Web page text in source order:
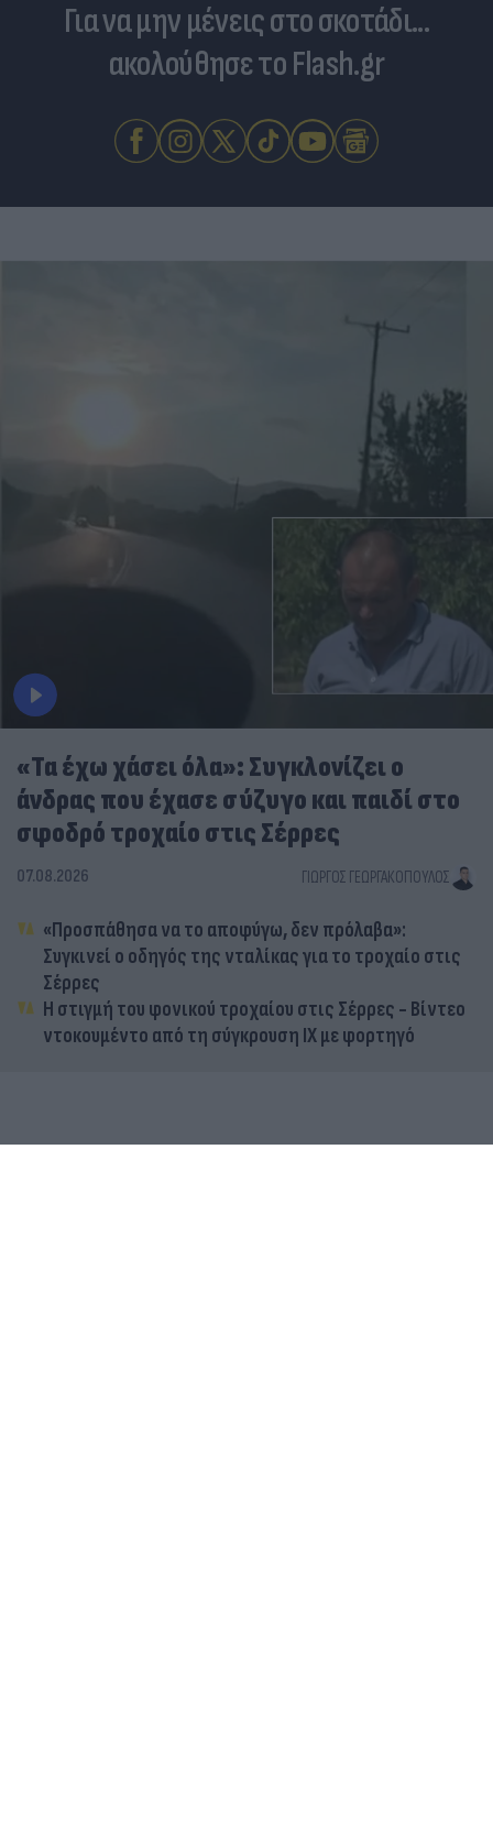
Για να μην μένεις στο σκοτάδι...
ακολούθησε το Flash.gr
«Τα έχω χάσει όλα»: Συγκλονίζει ο
άνδρας που έχασε σύζυγο και παιδί στο
σφοδρό τροχαίο στις Σέρρες
07.08.2026 ΓΙΏΡΓΟΣ ΓΕΩΡΓΑΚΌΠΟΥΛΟΣ
«Προσπάθησα να το αποφύγω, δεν πρόλαβα»:
Συγκινεί ο οδηγός της νταλίκας για το τροχαίο στις
Σέρρες
Η στιγμή του φονικού τροχαίου στις Σέρρες - Βίντεο
ντοκουμέντο από τη σύγκρουση ΙΧ με φορτηγό